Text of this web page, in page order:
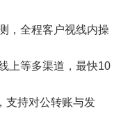
，全程客户视线内操
上等多渠道，最快10
支持对公转账与发